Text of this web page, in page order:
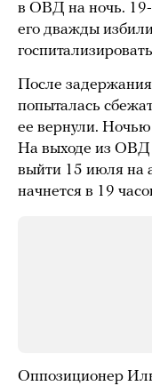
в ОВД на ночь.
его дважды
После
попыталась
ее вернули.
На выходе из ОВД
выйти 15 июля на
начнется в 19
Оппозиционер